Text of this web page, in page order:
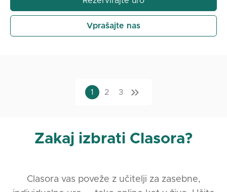
Vprašajte nas
1 2 3
Zakaj izbrati Clasora?
Clasora vas poveže z učitelji za zasebne,